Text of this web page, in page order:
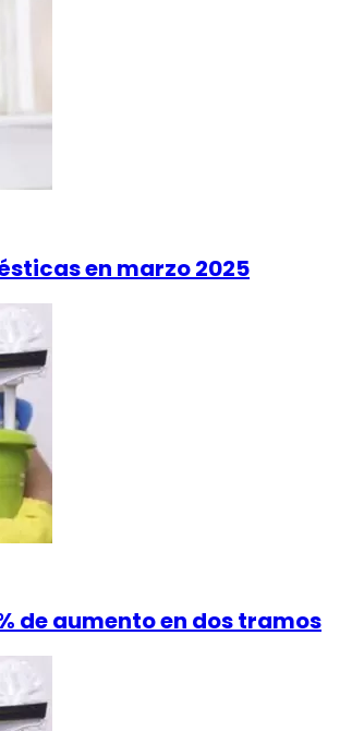
en marzo 2025
de aumento en dos tramos